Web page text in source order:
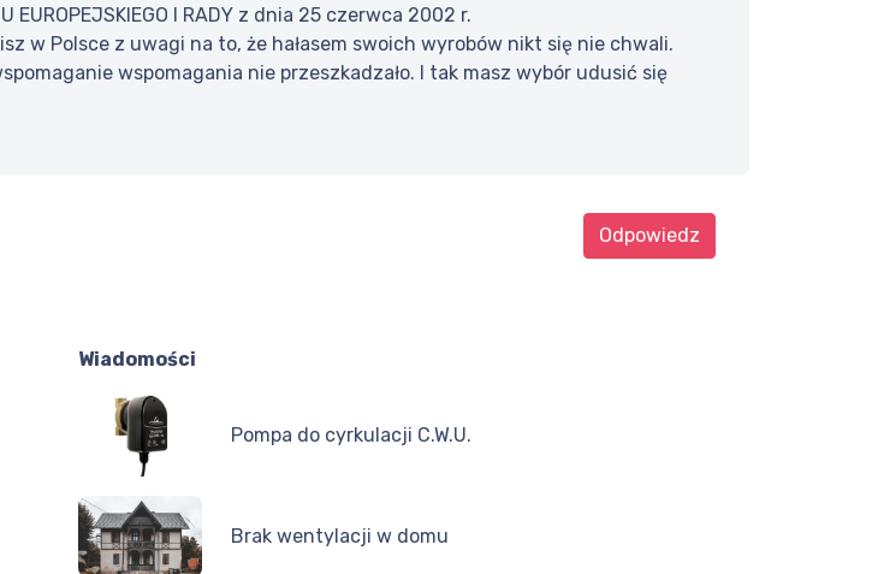
EUROPEJSKIEGO I RADY z dnia 25 czerwca 2002 r.
w Polsce z uwagi na to, że hałasem swoich wyrobów nikt się nie chwali.
wspomagania nie przeszkadzało. I tak masz wybór udusić się
Odpowiedz
Wiadomości
Pompa do cyrkulacji C.W.U.
Brak wentylacji w domu